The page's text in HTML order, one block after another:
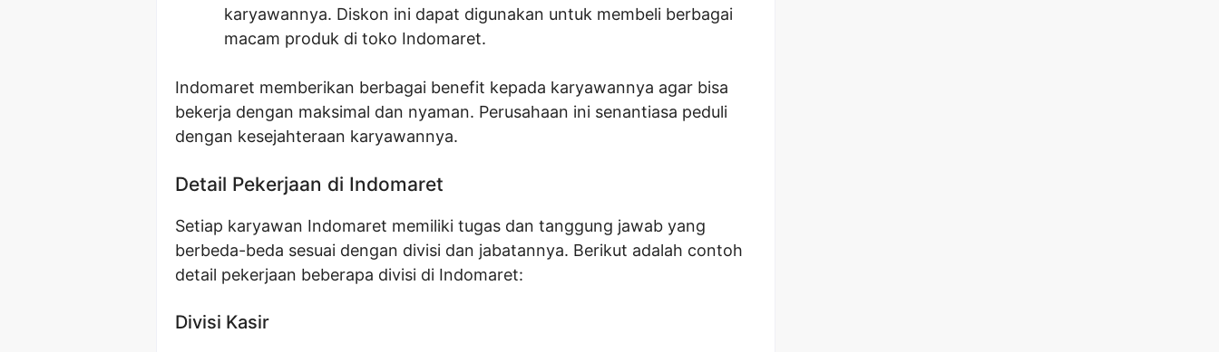
karyawannya. Diskon ini dapat digunakan untuk membeli berbagai
macam produk di toko Indomaret.
Indomaret memberikan berbagai benefit kepada karyawannya agar bisa
bekerja dengan maksimal dan nyaman. Perusahaan ini senantiasa peduli
dengan kesejahteraan karyawannya.
Detail Pekerjaan di Indomaret
Setiap karyawan Indomaret memiliki tugas dan tanggung jawab yang
berbeda-beda sesuai dengan divisi dan jabatannya. Berikut adalah contoh
detail pekerjaan beberapa divisi di Indomaret:
Divisi Kasir